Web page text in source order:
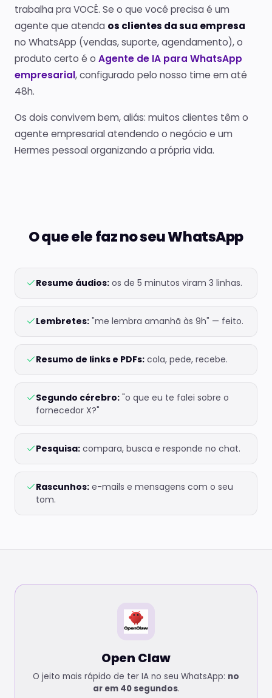
trabalha pra VOCÊ. Se o que você precisa é um
agente que atenda os clientes da sua empresa
no WhatsApp (vendas, suporte, agendamento), o
produto certo é o Agente de IA para WhatsApp
empresarial, configurado pelo nosso time em até
48h.
Os dois convivem bem, aliás: muitos clientes têm o
agente empresarial atendendo o negócio e um
Hermes pessoal organizando a própria vida.
O que ele faz no seu WhatsApp
Resume áudios: os de 5 minutos viram 3 linhas.
Lembretes: "me lembra amanhã às 9h" — feito.
Resumo de links e PDFs: cola, pede, recebe.
Segundo cérebro: "o que eu te falei sobre o
fornecedor X?"
Pesquisa: compara, busca e responde no chat.
Rascunhos: e-mails e mensagens com o seu
tom.
Open Claw
O jeito mais rápido de ter IA no seu WhatsApp: no
ar em 40 segundos.